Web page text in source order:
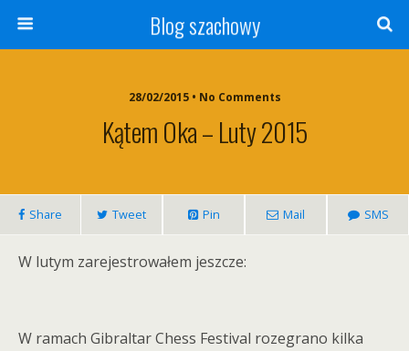
Blog szachowy
28/02/2015 • No Comments
Kątem Oka – Luty 2015
Share Tweet Pin Mail SMS
W lutym zarejestrowałem jeszcze:
W ramach Gibraltar Chess Festival rozegrano kilka